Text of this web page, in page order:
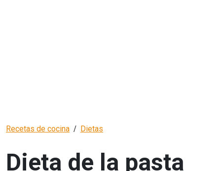
Recetas de cocina Dietas
Dieta de la pasta